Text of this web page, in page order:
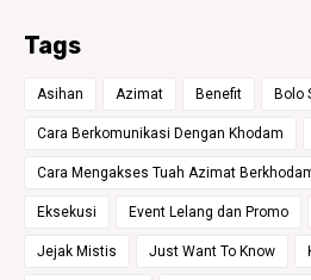
Tags
Asihan Azimat Benefit Bolo
Cara Berkomunikasi Dengan Khodam
Cara Mengakses Tuah Azimat
Eksekusi Event Lelang dan Promo
Jejak Mistis Just Want To Know